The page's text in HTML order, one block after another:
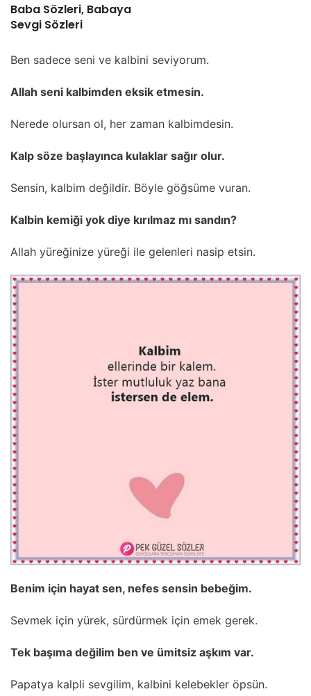
Baba Sözleri, Babaya
Sevgi Sözleri
Ben sadece seni ve kalbini seviyorum.
Allah seni kalbimden eksik etmesin.
Nerede olursan ol, her zaman kalbimdesin.
Kalp söze başlayınca kulaklar sağır olur.
Sensin, kalbim değildir. Böyle göğsüme vuran.
Kalbin kemiği yok diye kırılmaz mı sandın?
Allah yüreğinize yüreği ile gelenleri nasip etsin.
Benim için hayat sen, nefes sensin bebeğim.
Sevmek için yürek, sürdürmek için emek gerek.
Tek başıma değilim ben ve ümitsiz aşkım var.
Papatya kalpli sevgilim, kalbini kelebekler öpsün.